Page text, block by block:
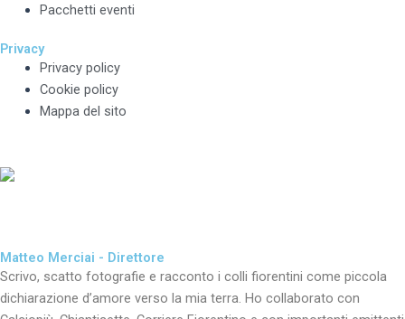
Pacchetti eventi
Privacy
Privacy policy
Cookie policy
Mappa del sito
Matteo Merciai - Direttore
Scrivo, scatto fotografie e racconto i colli fiorentini come piccola
dichiarazione d’amore verso la mia terra. Ho collaborato con